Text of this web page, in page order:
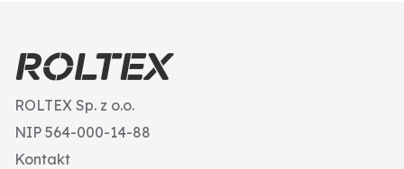
ROLTEX Sp. z o.o.
NIP 564-000-14-88
Kontakt